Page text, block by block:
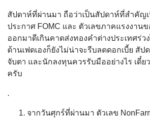
สัปดาห์ที่ผ่านมา ถือว่าเป็นสัปดาห์ที่สำคัญ
ประกาศ FOMC และ ตัวเลขภาคแรงงาน
ออกมาดีเกินคาดส่งทองคำต่างประเทศร่ว
ด้านเฟดเองก็ยังไม่น่าจะรีบลดดอกเบี้ย สั
จับตา และนักลงทุนควรรับมืออย่างไร เดี๋ย
ครับ
.
จากวันศุกร์ที่ผ่านมา ตัวเลข